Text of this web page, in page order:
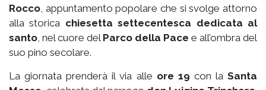
Rocco , appuntamento popolare che si svolge attorno
alla storica chiesetta settecentesca dedicata al
santo , nel cuore del Parco della Pace e all’ombra del
suo pino secolare.
La giornata prenderà il via alle ore 19 con laSanta